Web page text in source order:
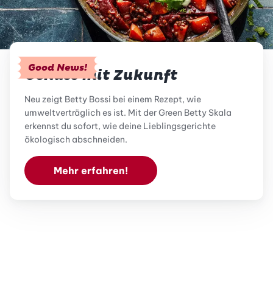
Good News!
Genuss mit Zukunft
Neu zeigt Betty Bossi bei einem Rezept, wie
umweltverträglich es ist. Mit der Green Betty Skala
erkennst du sofort, wie deine Lieblingsgerichte
ökologisch abschneiden.
Mehr erfahren!